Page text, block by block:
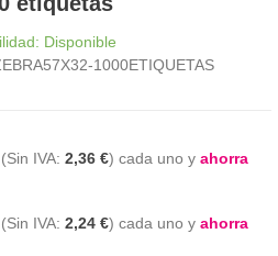
Disponible
1000ETIQUETAS
2,36 € cada uno y ahorra
2,24 € cada uno y ahorra